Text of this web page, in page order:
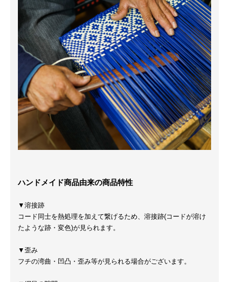
ハンドメイド商品由来の商品特性
▼溶接跡
コード同士を熱処理を加えて繋げるため、溶接跡(コードが溶け
たような跡・変色)が見られます。
▼歪み
フチの湾曲・凹凸・歪み等が見られる場合がございます。